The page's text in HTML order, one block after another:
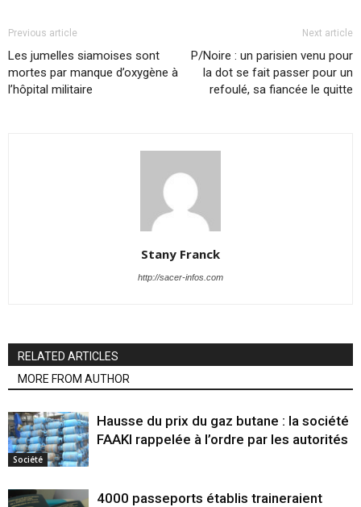
Previous article
Les jumelles siamoises sont
mortes par manque d’oxygène à
l’hôpital militaire
Next article
P/Noire : un parisien venu pour
la dot se fait passer pour un
refoulé, sa fiancée le quitte
Stany Franck
http://sacer-infos.com
RELATED ARTICLES
MORE FROM AUTHOR
Société
Hausse du prix du gaz butane : la société
FAAKI rappelée à l’ordre par les autorités
4000 passeports établis traineraient